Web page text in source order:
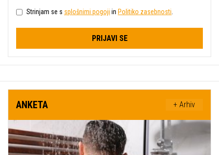
Strinjam se s splošnimi pogoji in Politiko zasebnosti.
PRIJAVI SE
ANKETA + Arhiv